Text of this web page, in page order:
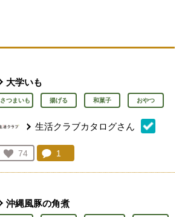
大学いも
さつまいも 揚げる 和菓子 おやつ
生活クラブカタログさん
お気に入り登録：
74
人が登録
コメント：
1
沖縄風豚の角煮